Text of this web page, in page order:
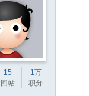
15
回帖
1万
积分